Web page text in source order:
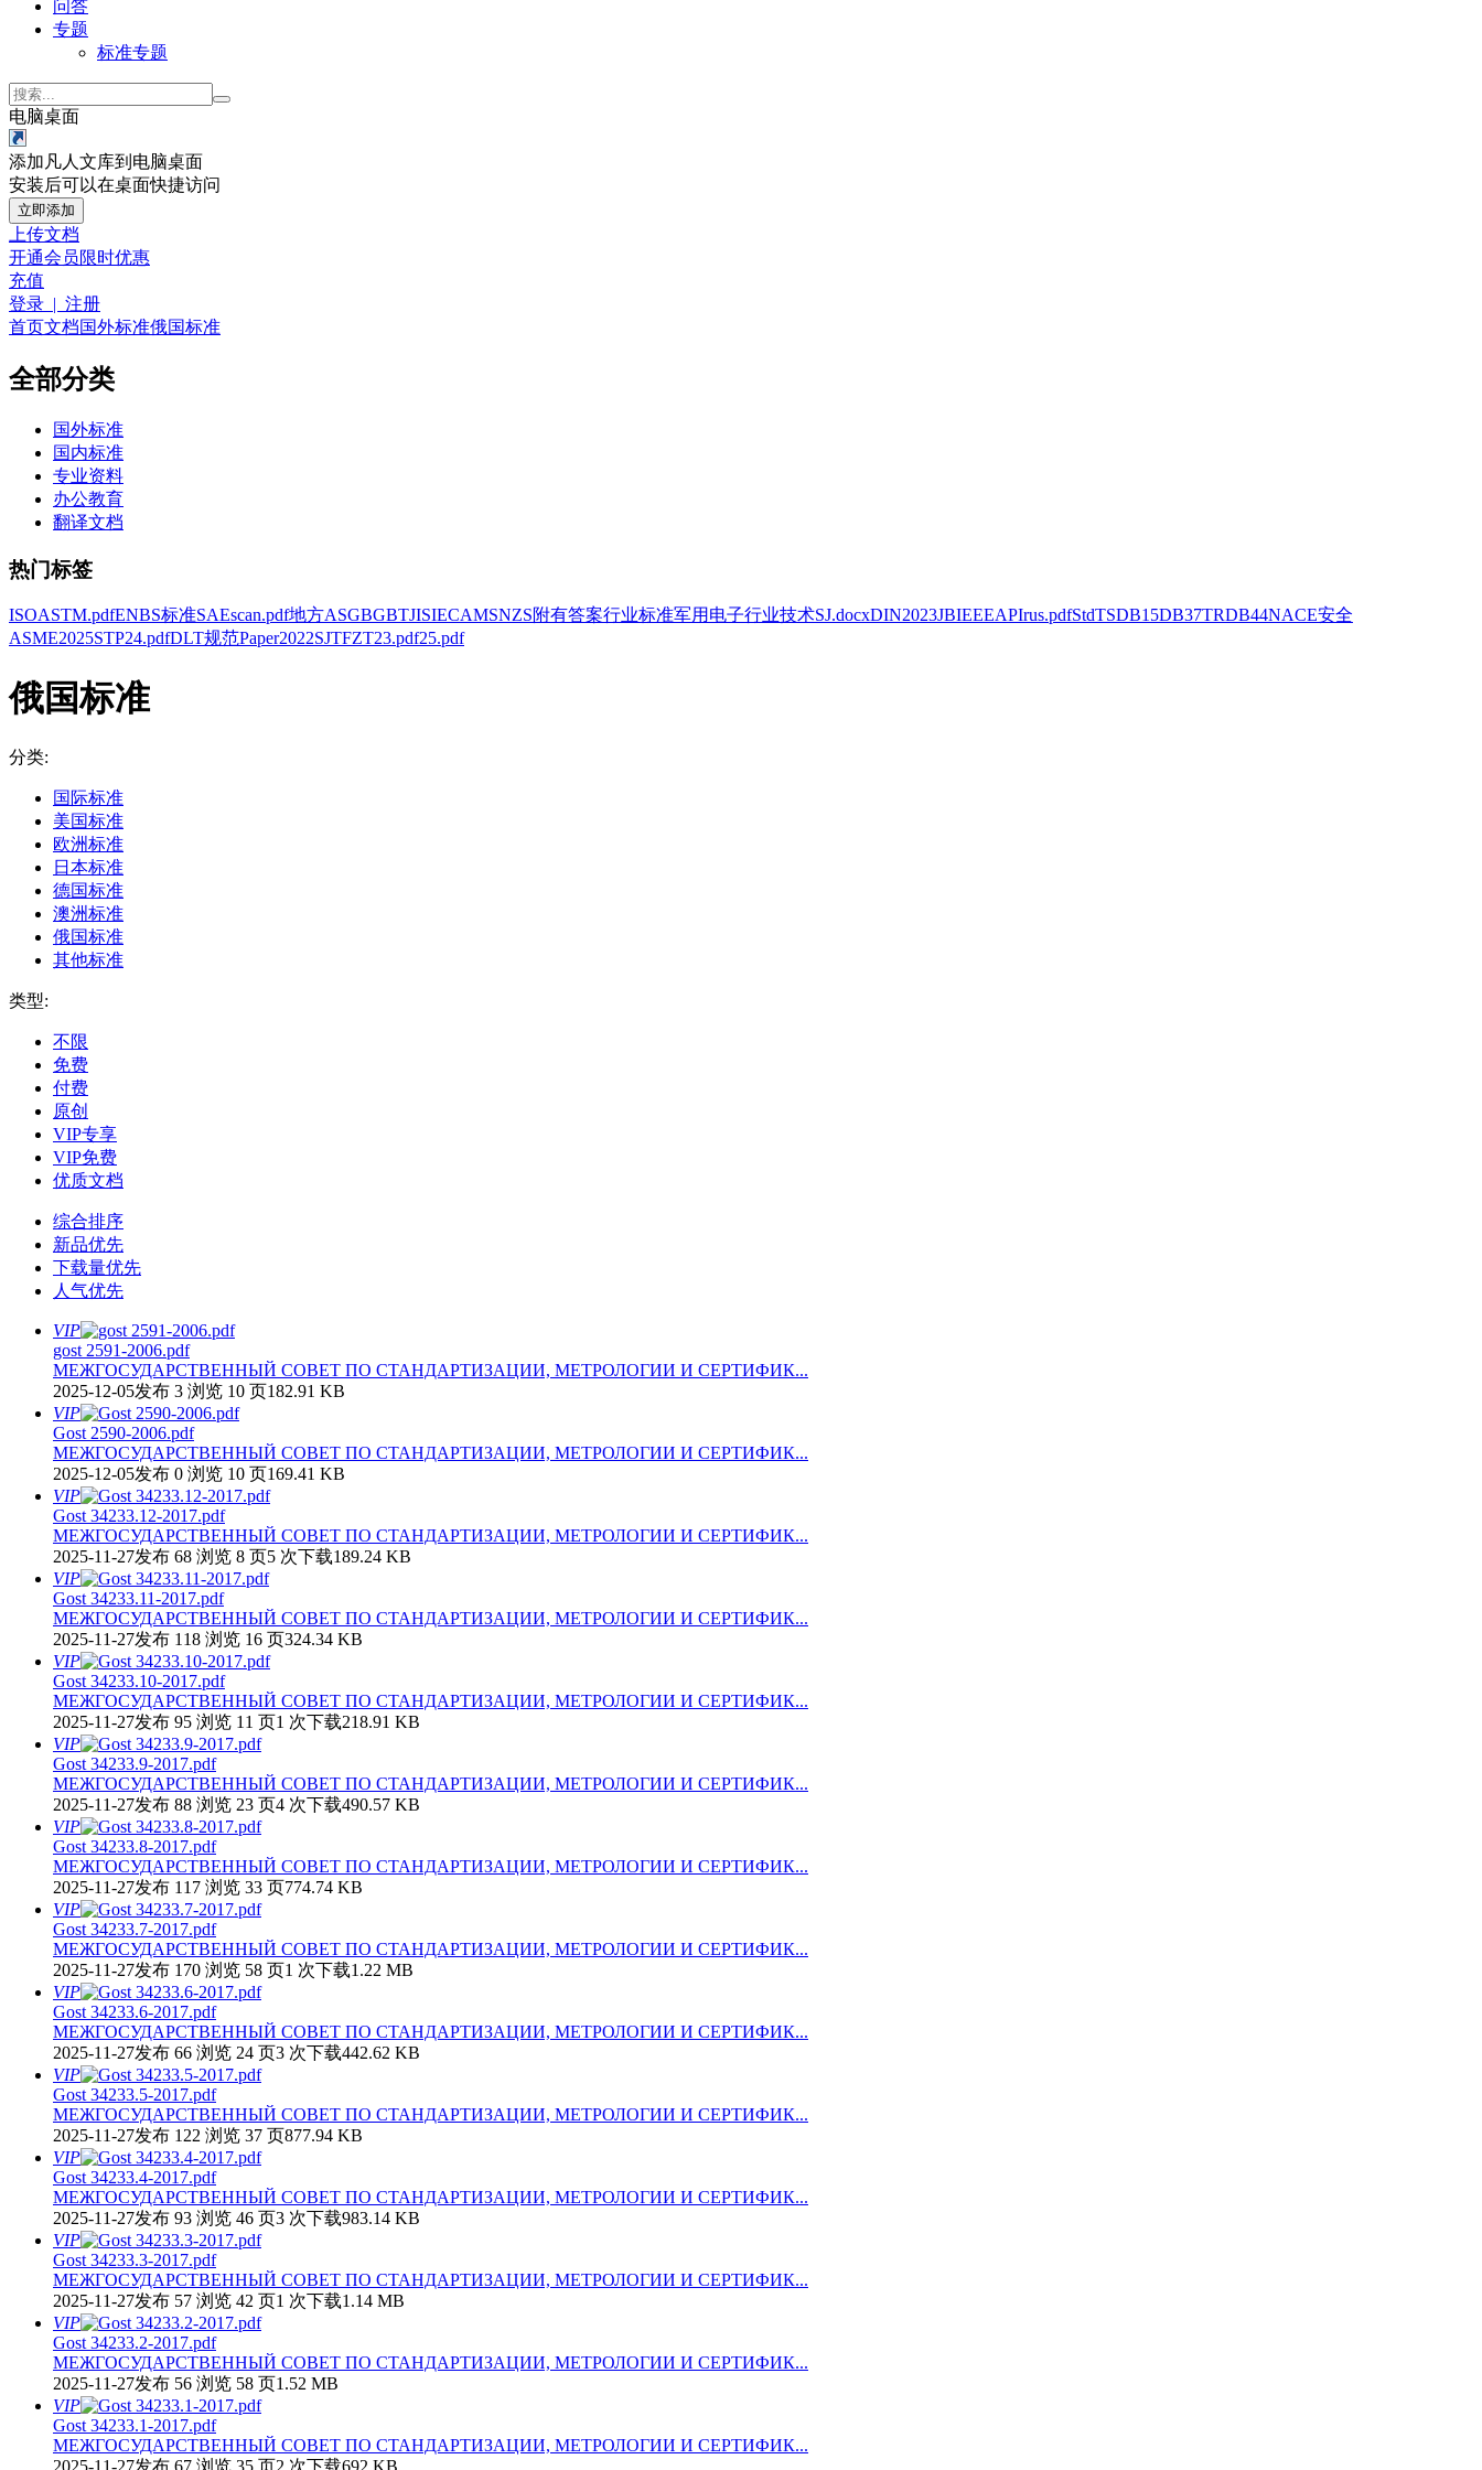
问答
专题
标准专题
电脑桌面
添加凡人文库到电脑桌面
安装后可以在桌面快捷访问
立即添加
上传文档
开通会员限时优惠
充值
登录 | 注册
首页文档国外标准俄国标准
全部分类
国外标准
国内标准
专业资料
办公教育
翻译文档
热门标签
ISOASTM.pdfENBS标准SAEscan.pdf地方ASGBGBTJISIECAMSNZS附有答案行业标准军用 电子行业技术SJ.docxDIN2023JBIEEEAPIrus.pdfStdTSDB15DB37TRDB44NACE安全
ASME2025STP24.pdfDLT规范Paper2022SJTFZT23.pdf25.pdf
俄国标准
分类:
国际标准
美国标准
欧洲标准
日本标准
德国标准
澳洲标准
俄国标准
其他标准
类型:
不限
免费
付费
原创
VIP专享
VIP免费
优质文档
综合排序
新品优先
下载量优先
人气优先
VIP
gost 2591-2006.pdf
МЕЖГОСУДАРСТВЕННЫЙ СОВЕТ ПО СТАНДАРТИЗАЦИИ, МЕТРОЛОГИИ И СЕРТИФИК...
2025-12-05发布 3 浏览 10 页182.91 KB
VIP
Gost 2590-2006.pdf
МЕЖГОСУДАРСТВЕННЫЙ СОВЕТ ПО СТАНДАРТИЗАЦИИ, МЕТРОЛОГИИ И СЕРТИФИК...
2025-12-05发布 0 浏览 10 页169.41 KB
VIP
Gost 34233.12-2017.pdf
МЕЖГОСУДАРСТВЕННЫЙ СОВЕТ ПО СТАНДАРТИЗАЦИИ, МЕТРОЛОГИИ И СЕРТИФИК...
2025-11-27发布 68 浏览 8 页5 次下载189.24 KB
VIP
Gost 34233.11-2017.pdf
МЕЖГОСУДАРСТВЕННЫЙ СОВЕТ ПО СТАНДАРТИЗАЦИИ, МЕТРОЛОГИИ И СЕРТИФИК...
2025-11-27发布 118 浏览 16 页324.34 KB
VIP
Gost 34233.10-2017.pdf
МЕЖГОСУДАРСТВЕННЫЙ СОВЕТ ПО СТАНДАРТИЗАЦИИ, МЕТРОЛОГИИ И СЕРТИФИК...
2025-11-27发布 95 浏览 11 页1 次下载218.91 KB
VIP
Gost 34233.9-2017.pdf
МЕЖГОСУДАРСТВЕННЫЙ СОВЕТ ПО СТАНДАРТИЗАЦИИ, МЕТРОЛОГИИ И СЕРТИФИК...
2025-11-27发布 88 浏览 23 页4 次下载490.57 KB
VIP
Gost 34233.8-2017.pdf
МЕЖГОСУДАРСТВЕННЫЙ СОВЕТ ПО СТАНДАРТИЗАЦИИ, МЕТРОЛОГИИ И СЕРТИФИК...
2025-11-27发布 117 浏览 33 页774.74 KB
VIP
Gost 34233.7-2017.pdf
МЕЖГОСУДАРСТВЕННЫЙ СОВЕТ ПО СТАНДАРТИЗАЦИИ, МЕТРОЛОГИИ И СЕРТИФИК...
2025-11-27发布 170 浏览 58 页1 次下载1.22 MB
VIP
Gost 34233.6-2017.pdf
МЕЖГОСУДАРСТВЕННЫЙ СОВЕТ ПО СТАНДАРТИЗАЦИИ, МЕТРОЛОГИИ И СЕРТИФИК...
2025-11-27发布 66 浏览 24 页3 次下载442.62 KB
VIP
Gost 34233.5-2017.pdf
МЕЖГОСУДАРСТВЕННЫЙ СОВЕТ ПО СТАНДАРТИЗАЦИИ, МЕТРОЛОГИИ И СЕРТИФИК...
2025-11-27发布 122 浏览 37 页877.94 KB
VIP
Gost 34233.4-2017.pdf
МЕЖГОСУДАРСТВЕННЫЙ СОВЕТ ПО СТАНДАРТИЗАЦИИ, МЕТРОЛОГИИ И СЕРТИФИК...
2025-11-27发布 93 浏览 46 页3 次下载983.14 KB
VIP
Gost 34233.3-2017.pdf
МЕЖГОСУДАРСТВЕННЫЙ СОВЕТ ПО СТАНДАРТИЗАЦИИ, МЕТРОЛОГИИ И СЕРТИФИК...
2025-11-27发布 57 浏览 42 页1 次下载1.14 MB
VIP
Gost 34233.2-2017.pdf
МЕЖГОСУДАРСТВЕННЫЙ СОВЕТ ПО СТАНДАРТИЗАЦИИ, МЕТРОЛОГИИ И СЕРТИФИК...
2025-11-27发布 56 浏览 58 页1.52 MB
VIP
Gost 34233.1-2017.pdf
МЕЖГОСУДАРСТВЕННЫЙ СОВЕТ ПО СТАНДАРТИЗАЦИИ, МЕТРОЛОГИИ И СЕРТИФИК...